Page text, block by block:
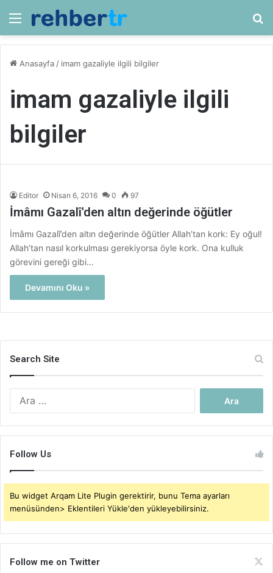
Menü
Anasayfa / imam gazaliyle ilgili bilgiler
imam gazaliyle ilgili
bilgiler
Editor Nisan 6, 2016 0 97
İmâmı Gazalî'den altın değerinde öğütler
İmâmı Gazalî’den altın değerinde öğütler Allah’tan kork: Ey oğul!
Allah’tan nasıl korkulması gerekiyorsa öyle kork. Ona kulluk
görevini gereği gibi…
Devamını Oku »
Search Site
Follow Us
Bu widget Arqam Lite Plugin gerektirir, bunu Tema ayarları
menüsünden> Eklentileri Yükle'den yükleyebilirsiniz.
Follow me on Twitter